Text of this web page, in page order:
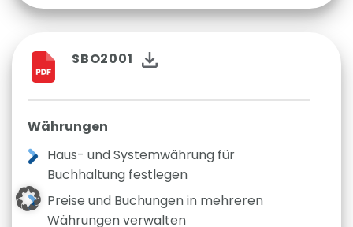
SBO2001
Währungen
Haus- und Systemwährung für
Buchhaltung festlegen
Preise und Buchungen in mehreren
Währungen verwalten